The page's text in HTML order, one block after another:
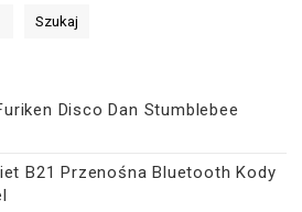
Szukaj
Disco Dan Stumblebee
B21 Przenośna Bluetooth Kody